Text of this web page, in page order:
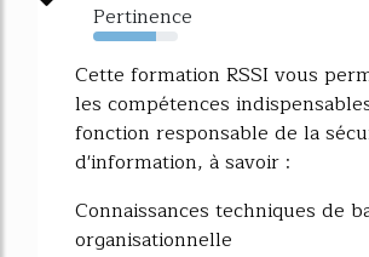
Pertinence
74%
Cette formation RSSI vous
les compétences
fonction responsable de la
d'information, à savoir :
Connaissances techniques de
organisationnelle